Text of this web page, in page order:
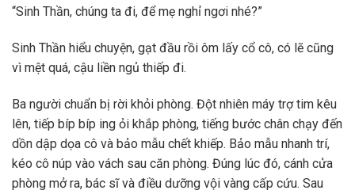
“Sinh Thần, chúng ta đi, để mẹ nghỉ ngơi nhé?”
Sinh Thần hiểu chuyện, gạt đầu rồi ôm lấy cổ cô, có lẽ cũng
vì mệt quá, cậu liền ngủ thiếp đi.
Ba người chuẩn bị rời khỏi phòng. Đột nhiên máy trợ tim kêu
lên, tiếp bíp bíp ing ỏi khắp phòng, tiếng bước chân chạy đến
dồn dập dọa cô và bảo mẫu chết khiếp. Bảo mẫu nhanh trí,
kéo cô núp vào vách sau căn phòng. Đúng lúc đó, cánh cửa
phòng mở ra, bác sĩ và điều dưỡng vội vàng cấp cứu. Sau